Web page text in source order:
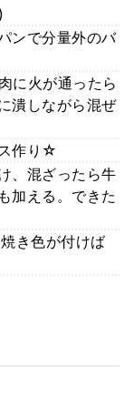
ンで分量外のバ
に火が通ったら
潰しながら混ぜ
作り☆
、混ざったら牛
加える。できた
き色が付けば